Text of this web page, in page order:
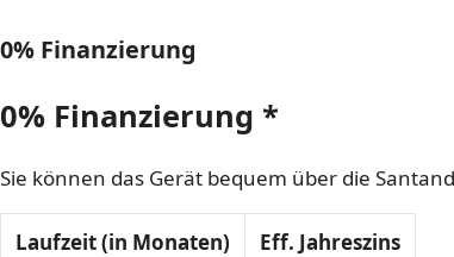
0% Finanzierung
0% Finanzierung *
Sie können das Gerät bequem über die
Laufzeit (in Monaten) Eff. Jahreszins